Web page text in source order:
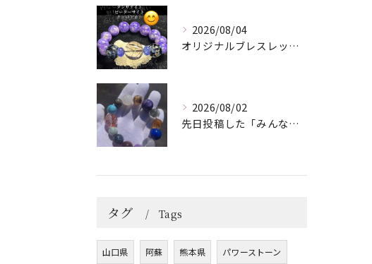
2026/08/04
オリジナルブレスレット作成してみました😊
2026/08/02
先日投稿した「みんなを笑顔にしてくれるブレスレット」に
タグ Tags
山口県 阿蘇 熊本県 パワーストーン